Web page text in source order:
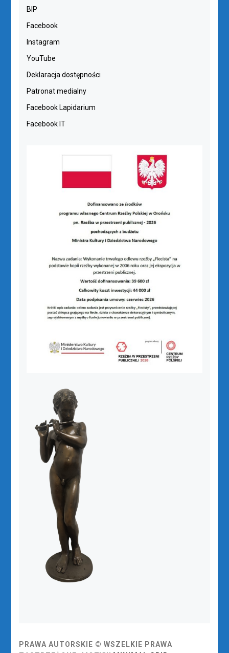
BIP
Facebook
Instagram
YouTube
Deklaracja dostępności
Patronat medialny
Facebook Lapidarium
Facebook IT
PRAWA AUTORSKIE © WSZELKIE PRAWA